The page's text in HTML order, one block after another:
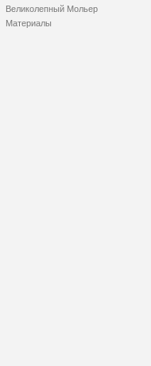
Великолепный Мольер
Материалы